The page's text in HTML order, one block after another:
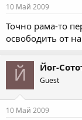
10 Май 2009
Точно рама-то
освободить от
Й Йог-
Guest
10 Май 2009